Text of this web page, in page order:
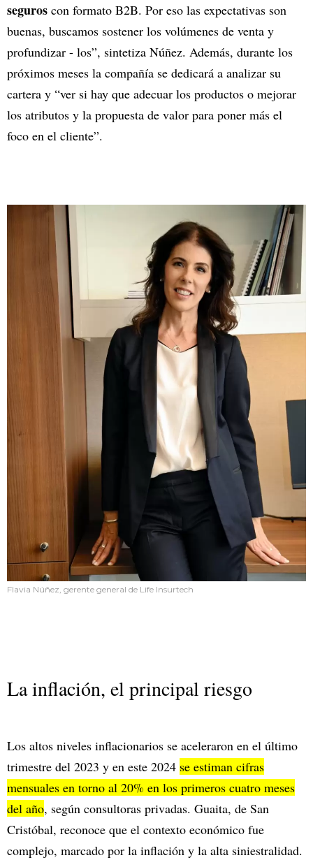
seguros con formato B2B. Por eso las expectativas son
buenas, buscamos sostener los volúmenes de venta y
profundizar - los”, sintetiza Núñez. Además, durante los
próximos meses la compañía se dedicará a analizar su
cartera y “ver si hay que adecuar los productos o mejorar
los atributos y la propuesta de valor para poner más el
foco en el cliente”.
Flavia Núñez, gerente general de Life Insurtech
La inflación, el principal riesgo
Los altos niveles inflacionarios se aceleraron en el último
trimestre del 2023 y en este 2024 se estiman cifras
mensuales en torno al 20% en los primeros cuatro meses
del año, según consultoras privadas. Guaita, de San
Cristóbal, reconoce que el contexto económico fue
complejo, marcado por la inflación y la alta siniestralidad.